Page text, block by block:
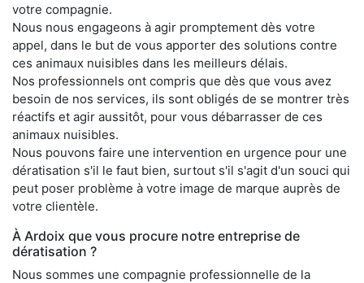
votre compagnie.
Nous nous engageons à agir promptement dès votre
appel, dans le but de vous apporter des solutions contre
ces animaux nuisibles dans les meilleurs délais.
Nos professionnels ont compris que dès que vous avez
besoin de nos services, ils sont obligés de se montrer très
réactifs et agir aussitôt, pour vous débarrasser de ces
animaux nuisibles.
Nous pouvons faire une intervention en urgence pour une
dératisation s'il le faut bien, surtout s'il s'agit d'un souci qui
peut poser problème à votre image de marque auprès de
votre clientèle.
À Ardoix que vous procure notre entreprise de
dératisation ?
Nous sommes une compagnie professionnelle de la